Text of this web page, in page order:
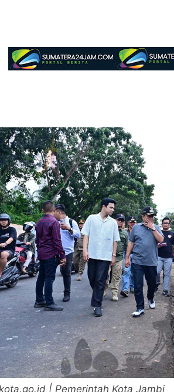
| Pemerintah Kota Jambi